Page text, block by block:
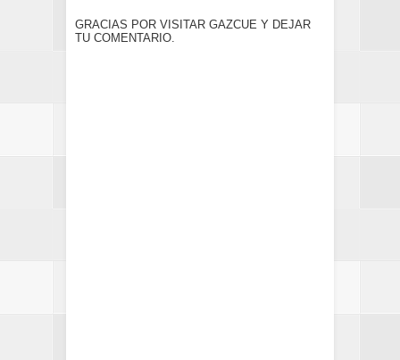
GRACIAS POR VISITAR GAZCUE Y DEJAR
TU COMENTARIO.